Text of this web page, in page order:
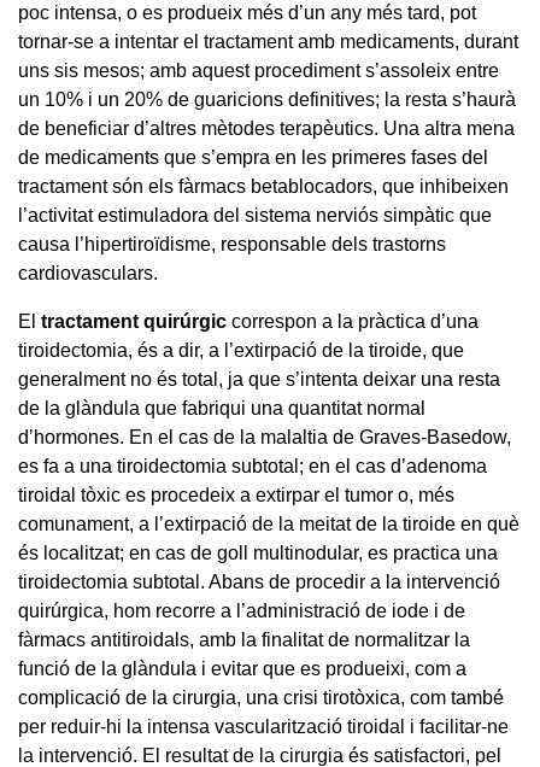
poc intensa, o es produeix més d’un any més tard, pot
tornar-se a intentar el tractament amb medicaments, durant
uns sis mesos; amb aquest procediment s’assoleix entre
un 10% i un 20% de guaricions definitives; la resta s’haurà
de beneficiar d’altres mètodes terapèutics. Una altra mena
de medicaments que s’empra en les primeres fases del
tractament són els fàrmacs betablocadors, que inhibeixen
l’activitat estimuladora del sistema nerviós simpàtic que
causa l’hipertiroïdisme, responsable dels trastorns
cardiovasculars.
El tractament quirúrgic correspon a la pràctica d’una
tiroidectomia, és a dir, a l’extirpació de la tiroide, que
generalment no és total, ja que s’intenta deixar una resta
de la glàndula que fabriqui una quantitat normal
d’hormones. En el cas de la malaltia de Graves-Basedow,
es fa a una tiroidectomia subtotal; en el cas d’adenoma
tiroidal tòxic es procedeix a extirpar el tumor o, més
comunament, a l’extirpació de la meitat de la tiroide en què
és localitzat; en cas de goll multinodular, es practica una
tiroidectomia subtotal. Abans de procedir a la intervenció
quirúrgica, hom recorre a l’administració de iode i de
fàrmacs antitiroidals, amb la finalitat de normalitzar la
funció de la glàndula i evitar que es produeixi, com a
complicació de la cirurgia, una crisi tirotòxica, com també
per reduir-hi la intensa vascularització tiroidal i facilitar-ne
la intervenció. El resultat de la cirurgia és satisfactori, pel